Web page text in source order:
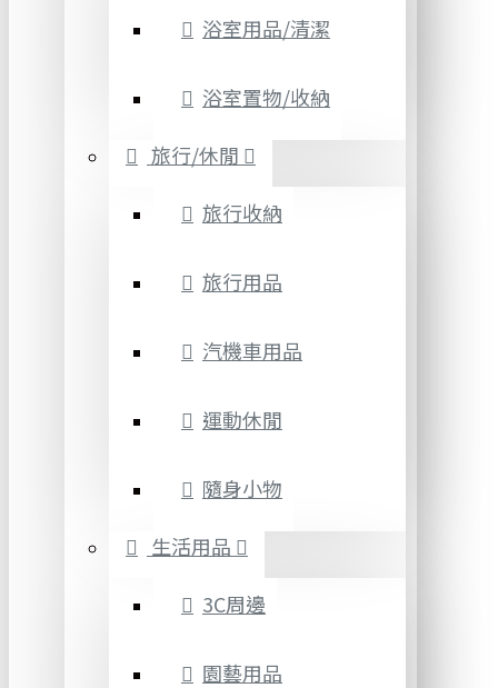
浴室用品/清潔
浴室置物/收納
旅行/休閒
旅行收納
旅行用品
汽機車用品
運動休閒
隨身小物
生活用品
3C周邊
園藝用品